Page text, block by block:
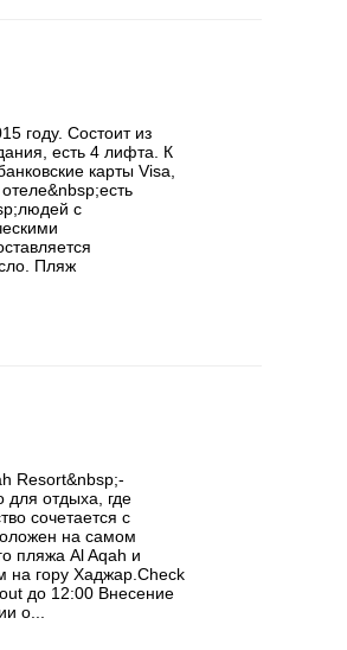
году. Состоит из
есть 4 лифта. К
карты Visa,
с
Пляж
Resort&nbsp;-
для отдыха, где
сочетается с
на самом
пляжа Al Aqah и
на гору Хаджар.Check
до 12:00 Внесение
о...